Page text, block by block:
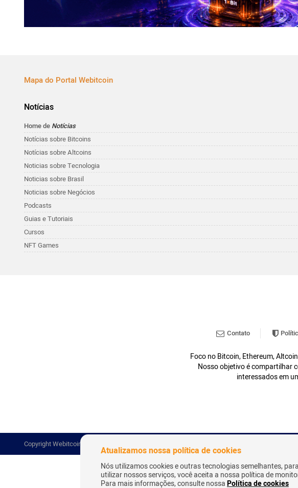
Mapa do Portal Webitcoin
Notícias
Home de Notícias
Notícias sobre Bitcoins
Notícias sobre Altcoins
Noticias sobre Tecnologia
Noticias sobre Brasil
Noticias sobre Negócios
Podcasts
Guias e Tutoriais
Cursos
NFT Games
Contato
Foco no Bitcoin, Ethereum,
Nosso objetivo é compartilhar
interessados em
Copyright Webitcoin 2018 - Todos os Direitos Reservados
Atualizamos nossa política de cookies
Nós utilizamos cookies e outras tecnologias semelhantes,
utilizar nossos serviços, você aceita a nossa política de
Para mais informações, consulte nossaPolítica de cookies